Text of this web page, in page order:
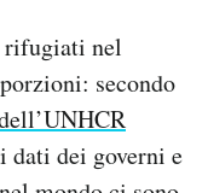
rifugiati nel
secondo
dati dei governi e